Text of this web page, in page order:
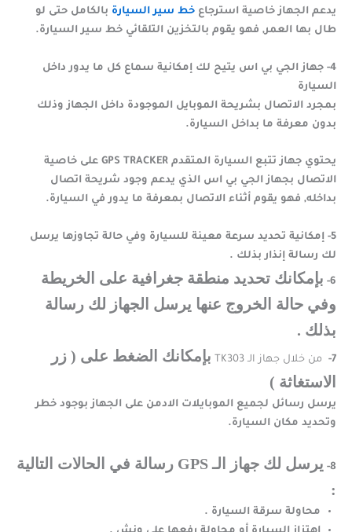
يدعم الجهاز خاصية استرجاع خط سير السيارة بالكامل حتى لو
طال بها العمر, فهو يقوم بالتخزين التلقائي خط سير السيارة.
4- جهاز الجي بي اس يتيح لك إمكانية سماع كل ما يدور داخل
السيارة
بمجرد الاتصال بشريحة الموبايل الموجودة داخل الجهاز وذلك
بدون معرفة ما بداخل السيارة.
يحتوي جهاز تتبع السيارة المتقدم GPS TRACKER على خاصية
الاتصال بجهاز الجي بي اس الذي يدعم وجود شريحة اتصال
بداخله, فهو يقوم أثناء الاتصال بمعرفة ما يدور في السيارة.
5- إمكانية تحديد سرعة معينة للسيارة وفي حالة تجاوزها يرسل
لك رسالة إنذار بذلك .
6-
بإمكانك تحديد منطقة جغرافية على الخريطة
وفي حالة الخروج عنها يرسل الجهاز لك رسالة
بذلك .
7- من خلال جهاز الـ TK303
بإمكانك الضغط على ( زر
الاستغاثة )
يرسل رسائل لجميع الموبايلات الادمن على الجهاز بوجود خطر
وتحديد مكان السيارة.
8-
يرسل لك جهاز الـ GPS رسالة في الحالات التالية
:
محاولة سرقة السيارة .